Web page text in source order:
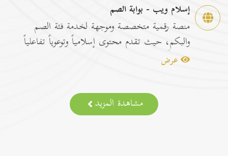
إسلام ويب - بوابة الصم
منصة رقمية متخصصة وموجهة لخدمة فئة الصم
والبكم، حيث تقدم محتوى إسلامياً وتوعوياً تفاعلياً
مترجماً با...
عرض
مشاهدة المزيد